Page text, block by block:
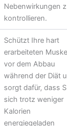
Nebenwirkungen
kontrollieren.
Schützt Ihre hart
erarbeiteten
vor dem Abbau
während der Diät
sorgt dafür, dass
sich trotz weniger
Kalorien
energiegeladen